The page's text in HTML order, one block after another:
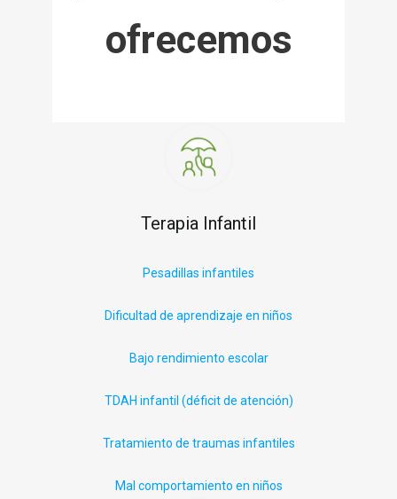
ofrecemos
Terapia Infantil
Pesadillas infantiles
Dificultad de aprendizaje en niños
Bajo rendimiento escolar
TDAH infantil (déficitde atención)
Tratamiento de traumas infantiles
Mal comportamiento en niños